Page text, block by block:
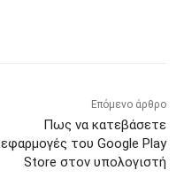
Επόμενο άρθρο
Πως να κατεβάσετε
εφαρμογές του Google Play
Store στον υπολογιστή